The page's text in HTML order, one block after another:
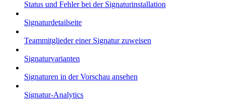
Status und Fehler bei der Signaturinstallation
Signaturdetailseite
Teammitglieder einer Signatur zuweisen
Signaturvarianten
Signaturen in der Vorschau ansehen
Signatur-Analytics